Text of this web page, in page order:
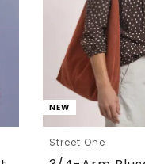
NEW
Street One